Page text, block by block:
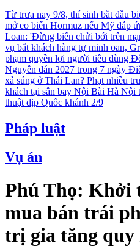
Từ trưa nay 9/8, thí sinh bắt đầu
mở eo biển Hormuz nếu Mỹ đáp
Loan: 'Đừng biến chửi bới trên
vụ bắt khách hàng tự minh oan,
phạm quyền lợi người tiêu dùng
Nguyên đán 2027 trong 7 ngày
xả súng ở Thái Lan? Phạt nhiều
khách tại sân bay Nội Bài Hà Nội
thuật dịp Quốc khánh 2/9
Pháp luật
Vụ án
Phú Thọ: Khởi
mua bán trái
trị gia tăng quy